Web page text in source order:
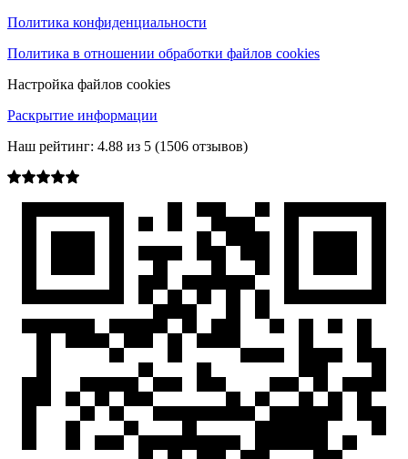
Политика конфиденциальности
Политика в отношении обработки файлов cookies
Настройка файлов cookies
Раскрытие информации
Наш рейтинг: 4.88 из 5 (1506 отзывов)